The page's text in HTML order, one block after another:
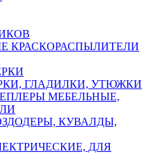
КРАСКОРАСПЫЛИТЕЛИ
ГЛАДИЛКИ, УТЮЖКИ
МЕБЕЛЬНЫЕ,
КУВАЛДЫ,
ДЛЯ